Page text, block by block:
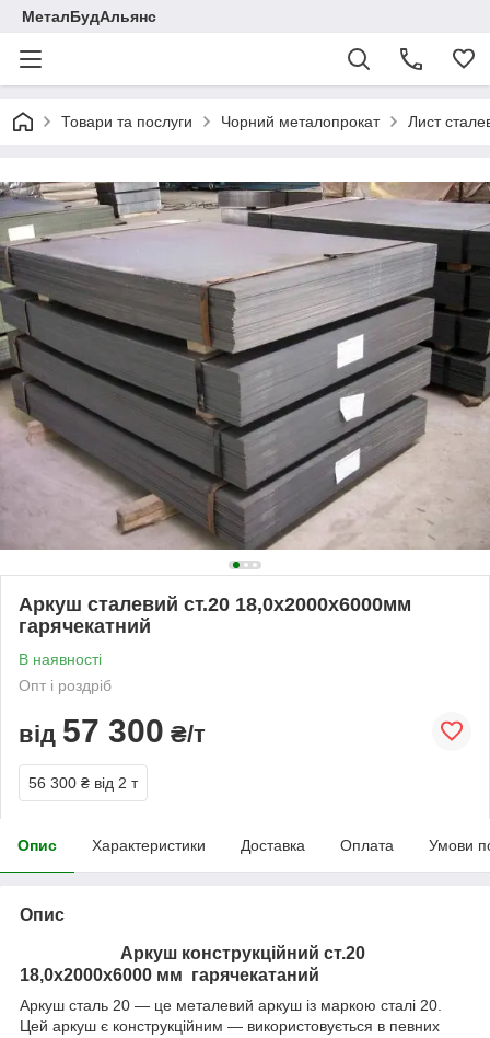
МеталБудАльянс
Товари та послуги Чорний металопрокат Лист
Аркуш сталевий ст.20 18,0х2000х6000мм
гарячекатний
В наявності
Опт і роздріб
від 57 300 ₴/т
56 300 ₴ від 2 т
Опис Характеристики Доставка Оплата Умови
Опис
Аркуш конструкційний ст.20
18,0х2000х6000 мм гарячекатаний
Аркуш сталь 20 — це металевий аркуш із маркою сталі 20.
Цей аркуш є конструкційним — використовується в певних